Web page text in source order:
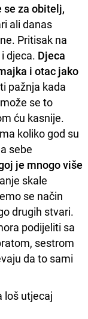
se za obitelj,
ali danas
Pritisak na
djeca. Djeca
i otac jako
pažnja kada
se to
ću kasnije.
koliko god su
sebe
je mnogo više
skale
se način
drugih stvari.
podijeliti sa
sestrom
da to sami
loš utjecaj